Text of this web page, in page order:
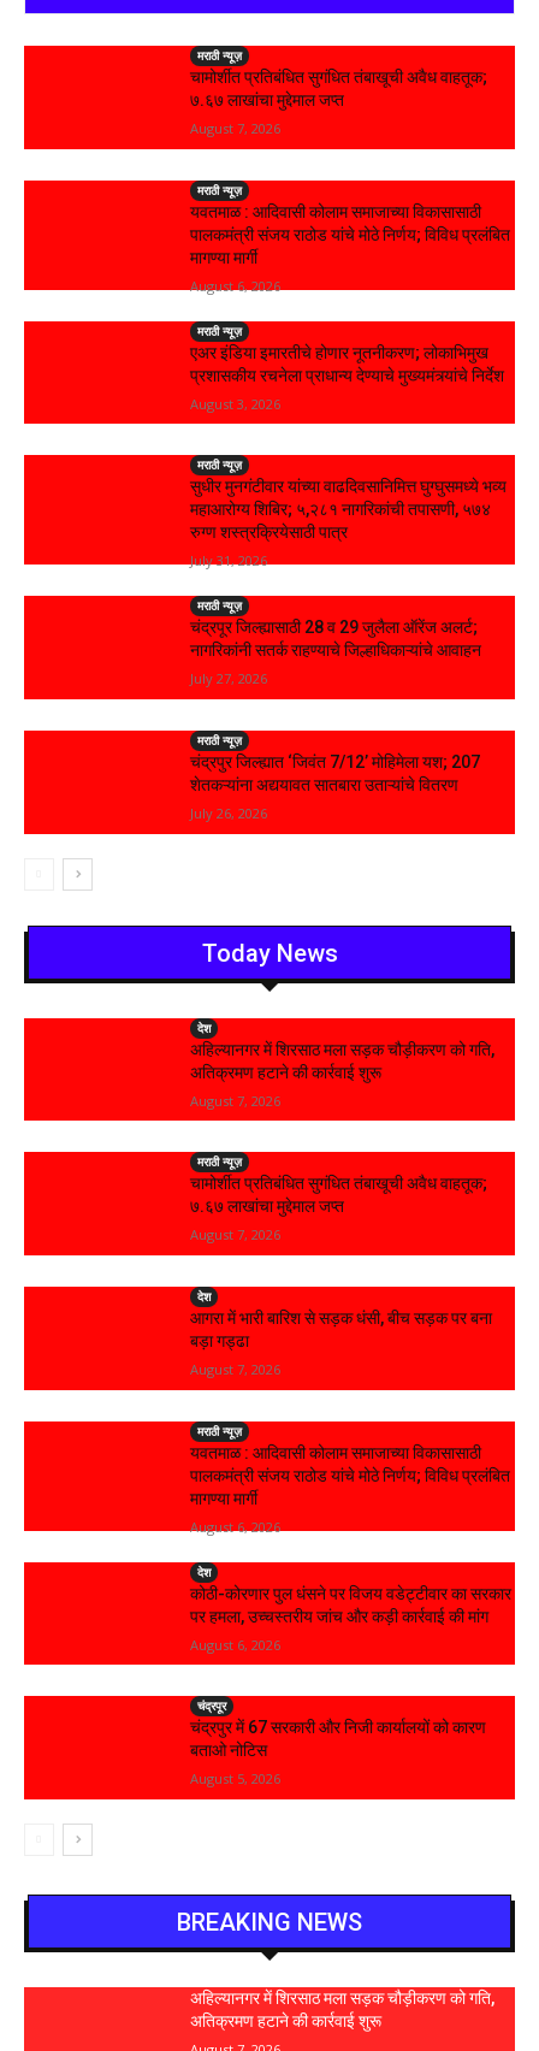
मराठी न्यूज़
चामोर्शीत प्रतिबंधित सुगंधित तंबाखूची अवैध वाहतूक;
₹७.६७ लाखांचा मुद्देमाल जप्त
August 7, 2026
मराठी न्यूज़
यवतमाळ : आदिवासी कोलाम समाजाच्या विकासासाठी
पालकमंत्री संजय राठोड यांचे मोठे निर्णय; विविध प्रलंबित
मागण्या मार्गी
August 6, 2026
मराठी न्यूज़
एअर इंडिया इमारतीचे होणार नूतनीकरण; लोकाभिमुख
प्रशासकीय रचनेला प्राधान्य देण्याचे मुख्यमंत्र्यांचे निर्देश
August 3, 2026
मराठी न्यूज़
सुधीर मुनगंटीवार यांच्या वाढदिवसानिमित्त घुग्घुसमध्ये भव्य
महाआरोग्य शिबिर; ५,२८१ नागरिकांची तपासणी, ५७४
रुग्ण शस्त्रक्रियेसाठी पात्र
July 31, 2026
मराठी न्यूज़
चंद्रपूर जिल्ह्यासाठी 28 व 29 जुलैला ऑरेंज अलर्ट;
नागरिकांनी सतर्क राहण्याचे जिल्हाधिकाऱ्यांचे आवाहन
July 27, 2026
मराठी न्यूज़
चंद्रपुर जिल्ह्यात ‘जिवंत 7/12’ मोहिमेला यश; 207
शेतकऱ्यांना अद्ययावत सातबारा उताऱ्यांचे वितरण
July 26, 2026
Today News
देश
अहिल्यानगर में शिरसाठ मला सड़क चौड़ीकरण को गति,
अतिक्रमण हटाने की कार्रवाई शुरू
August 7, 2026
मराठी न्यूज़
चामोर्शीत प्रतिबंधित सुगंधित तंबाखूची अवैध वाहतूक;
₹७.६७ लाखांचा मुद्देमाल जप्त
August 7, 2026
देश
आगरा में भारी बारिश से सड़क धंसी, बीच सड़क पर बना
बड़ा गड्ढा
August 7, 2026
मराठी न्यूज़
यवतमाळ : आदिवासी कोलाम समाजाच्या विकासासाठी
पालकमंत्री संजय राठोड यांचे मोठे निर्णय; विविध प्रलंबित
मागण्या मार्गी
August 6, 2026
देश
कोठी-कोरणार पुल धंसने पर विजय वडेट्टीवार का सरकार
पर हमला, उच्चस्तरीय जांच और कड़ी कार्रवाई की मांग
August 6, 2026
चंद्रपूर
चंद्रपुर में 67 सरकारी और निजी कार्यालयों को कारण
बताओ नोटिस
August 5, 2026
BREAKING NEWS
अहिल्यानगर में शिरसाठ मला सड़क चौड़ीकरण को गति,
अतिक्रमण हटाने की कार्रवाई शुरू